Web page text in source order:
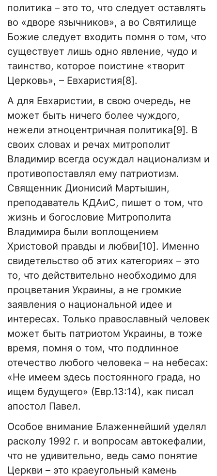
политика – это то, что следует оставлять
во «дворе язычников», а во Святилище
Божие следует входить помня о том, что
существует лишь одно явление, чудо и
таинство, которое поистине «творит
Церковь», – Евхаристия[8].
А для Евхаристии, в свою очередь, не
может быть ничего более чуждого,
нежели этноцентричная политика[9]. В
своих словах и речах митрополит
Владимир всегда осуждал национализм и
противопоставлял ему патриотизм.
Священник Дионисий Мартышин,
преподаватель КДАиС, пишет о том, что
жизнь и богословие Митрополита
Владимира были воплощением
Христовой правды и любви[10]. Именно
свидетельство об этих категориях – это
то, что действительно необходимо для
процветания Украины, а не громкие
заявления о национальной идее и
интересах. Только православный человек
может быть патриотом Украины, в тоже
время, помня о том, что подлинное
отечество любого человека – на небесах:
«Не имеем здесь постоянного града, но
ищем будущего» (Евр.13:14), как писал
апостол Павел.
Особое внимание Блаженнейший уделял
расколу 1992 г. и вопросам автокефалии,
что не удивительно, ведь само понятие
Церкви – это краеугольный камень